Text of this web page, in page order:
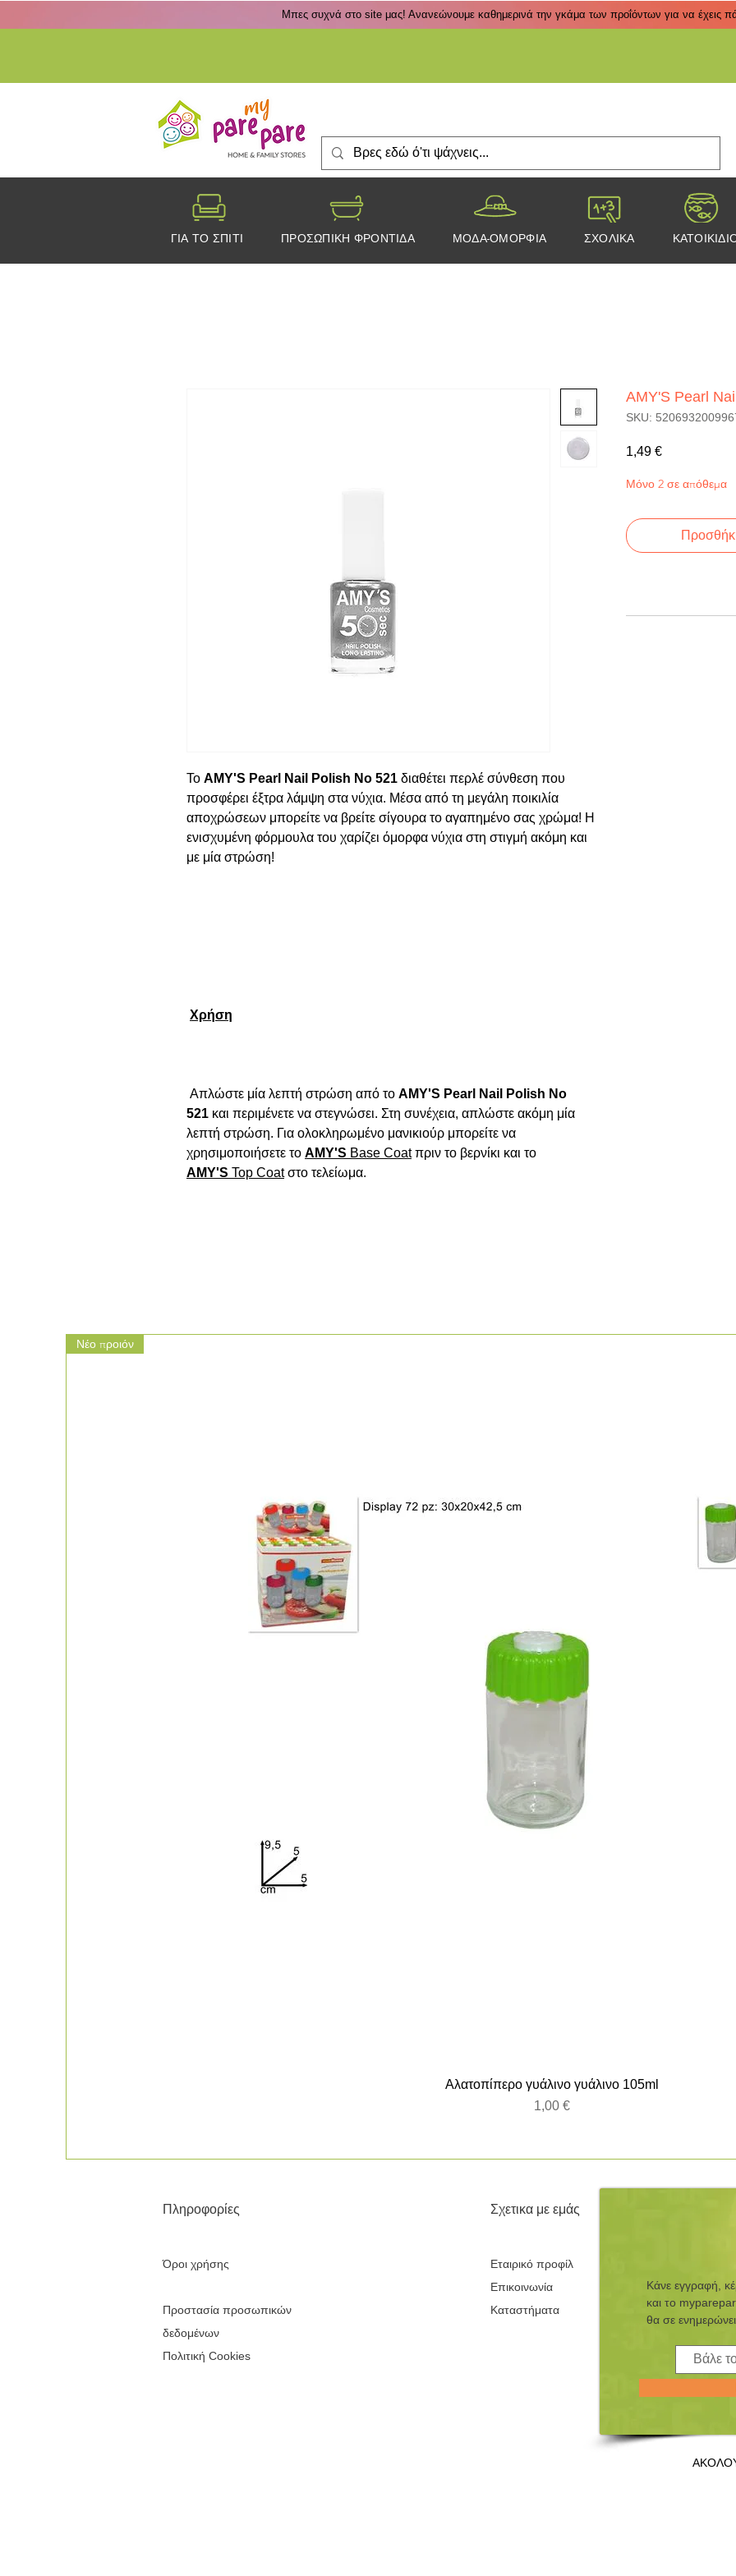
Μπες συχνά στο site μας! Ανανεώνουμε καθημερινά την γκάμα των προΐόντων για να έχεις
ΓΙΑ ΤΟ ΣΠΙΤΙ ΠΡΟΣΩΠΙΚΗ ΦΡΟΝΤΙΔΑ ΜΟΔΑ-ΟΜΟΡΦΙΑ ΣΧΟΛΙΚΑ
Το AMY'S Pearl Nail Polish No 521 διαθέτει περλέ σύνθεση που
προσφέρει έξτρα λάμψη στα νύχια. Μέσα από τη μεγάλη ποικιλία
αποχρώσεων μπορείτε να βρείτε σίγουρα το αγαπημένο σας χρώμα! Η
ενισχυμένη φόρμουλα του χαρίζει όμορφα νύχια στη στιγμή ακόμη και
με μία στρώση!
Χρήση
Απλώστε μία λεπτή στρώση από το AMY'S Pearl Nail Polish No
521 και περιμένετε να στεγνώσει. Στη συνέχεια, απλώστε ακόμη μία
λεπτή στρώση. Για ολοκληρωμένο μανικιούρ μπορείτε να
χρησιμοποιήσετε το AMY'S Base Coat
AMY'S Top Coat στο τελείωμα.
AMY'S Pearl
SKU:
1,49 €Τιμή
Μόνο 2 σε απόθεμα
Νέο προιόν
Αλατοπίπερο γυάλινο γυάλινο 105ml
Τιμή
1,00 €
Πληροφορίες
Όροι χρήσης
Προστασία προσωπικών
δεδομένων
Πολιτική Cookies
Σχετικα με εμάς
Εταιρικό προφίλ
Επικοινωνία
Καταστήματα
Κάνε εγγραφή,
και τo
θα σε